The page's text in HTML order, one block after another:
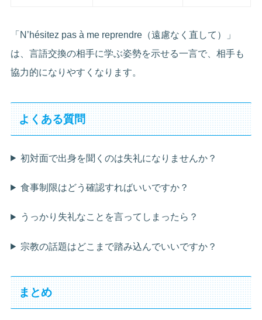
「N’hésitez pas à me reprendre（遠慮なく直して）」
は、言語交換の相手に学ぶ姿勢を示せる一言で、相手も
協力的になりやすくなります。
よくある質問
初対面で出身を聞くのは失礼になりませんか？
食事制限はどう確認すればいいですか？
うっかり失礼なことを言ってしまったら？
宗教の話題はどこまで踏み込んでいいですか？
まとめ